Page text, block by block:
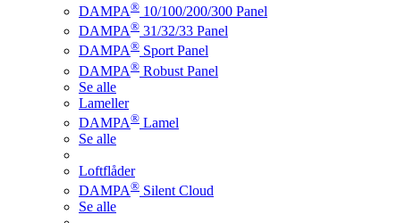
DAMPA® 10/100/200/300 Panel
DAMPA® 31/32/33 Panel
DAMPA® Sport Panel
DAMPA® Robust Panel
Se alle
Lameller
DAMPA® Lamel
Se alle
Loftflåder
DAMPA® Silent Cloud
Se alle